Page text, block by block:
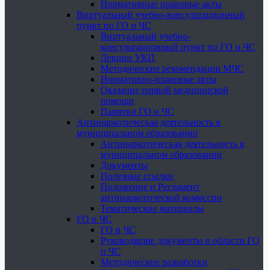
Нормативные правовые акты
Виртуальный учебно-консультационный
пункт по ГО и ЧС
Виртуальный учебно-
консультационный пункт по ГО и ЧС
Лекции УКП
Методические рекомендации МЧС
Нормативно-правовые акты
Оказание первой медицинской
помощи
Памятки ГО и ЧС
Антинаркотическая деятельность в
муниципальном образовании
Антинаркотическая деятельность в
муниципальном образовании
Документы
Полезные ссылки
Положение и Регламент
антинаркотической комиссии
Тематические материалы
ГО и ЧС
ГО и ЧС
Руководящие документы в области ГО
и ЧС
Методические разработки